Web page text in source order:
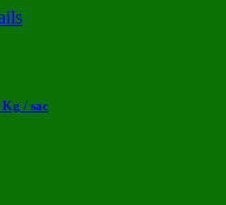
/ sac